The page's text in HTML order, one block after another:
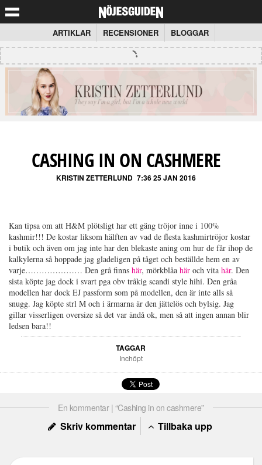
ARTIKLAR RECENSIONER BLOGGAR
CASHING IN ON CASHMERE
KRISTIN ZETTERLUND 7:36 25 JAN 2016
Kan tipsa om att H&M plötsligt har ett gäng tröjor inne i 100%
kashmir!!! De kostar liksom hälften av vad de flesta kashmirtröjor kostar
i butik och även om jag inte har den blekaste aning om hur de får ihop de
kalkylerna så hoppade jag gladeligen på tåget och beställde hem en av
varje………………… Den grå finns här, mörkblåa här och vita här. Den
sista köpte jag dock i svart pga obv tråkig scandi style hihi. Den gråa
modellen har dock EJ passform som på modellen, den är inte alls så
snugg. Jag köpte strl M och i ärmarna är den jättelös och bylsig. Jag
gillar visserligen oversize så det var ändå ok, men så att ingen annan blir
ledsen bara!!
TAGGAR
Inchöpt
En kommentar | “Cashing in on cashmere”
Skriv kommentar Tillbaka upp